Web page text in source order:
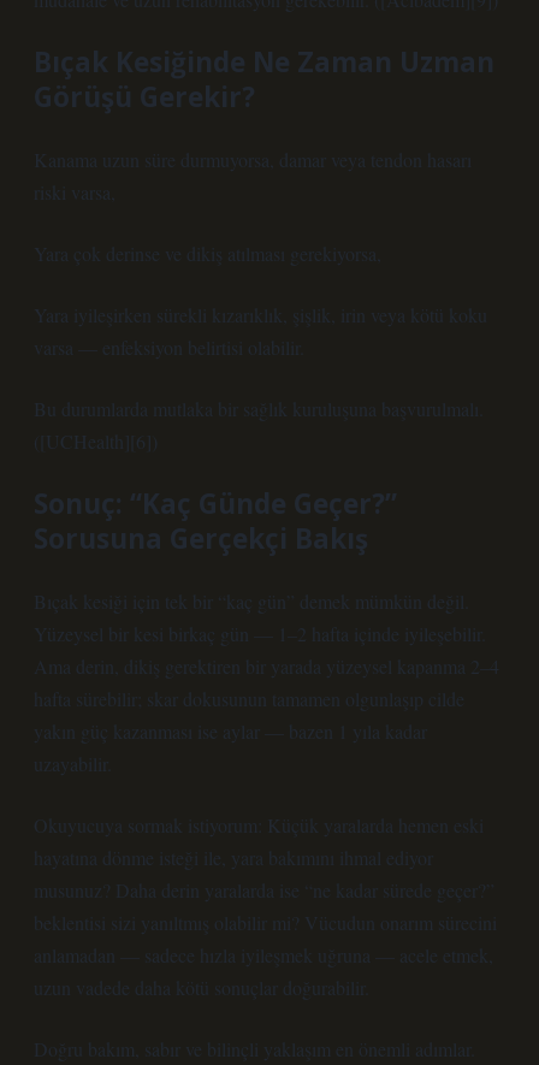
Bıçak Kesiğinde Ne Zaman Uzman
Görüşü Gerekir?
Kanama uzun süre durmuyorsa, damar veya tendon hasarı
riski varsa,
Yara çok derinse ve dikiş atılması gerekiyorsa,
Yara iyileşirken sürekli kızarıklık, şişlik, irin veya kötü koku
varsa — enfeksiyon belirtisi olabilir.
Bu durumlarda mutlaka bir sağlık kuruluşuna başvurulmalı.
([UCHealth][6])
Sonuç: “Kaç Günde Geçer?”
Sorusuna Gerçekçi Bakış
Bıçak kesiği için tek bir “kaç gün” demek mümkün değil.
Yüzeysel bir kesi birkaç gün — 1–2 hafta içinde iyileşebilir.
Ama derin, dikiş gerektiren bir yarada yüzeysel kapanma 2–4
hafta sürebilir; skar dokusunun tamamen olgunlaşıp cilde
yakın güç kazanması ise aylar — bazen 1 yıla kadar
uzayabilir.
Okuyucuya sormak istiyorum: Küçük yaralarda hemen eski
hayatına dönme isteği ile, yara bakımını ihmal ediyor
musunuz? Daha derin yaralarda ise “ne kadar sürede geçer?”
beklentisi sizi yanıltmış olabilir mi? Vücudun onarım sürecini
anlamadan — sadece hızla iyileşmek uğruna — acele etmek,
uzun vadede daha kötü sonuçlar doğurabilir.
Doğru bakım, sabır ve bilinçli yaklaşım en önemli adımlar.